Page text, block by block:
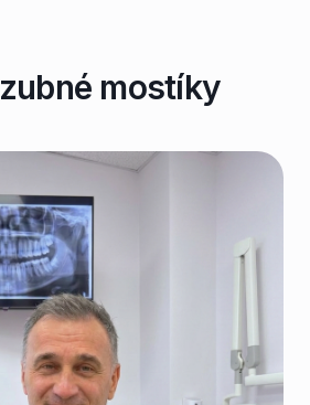
zubné mostíky